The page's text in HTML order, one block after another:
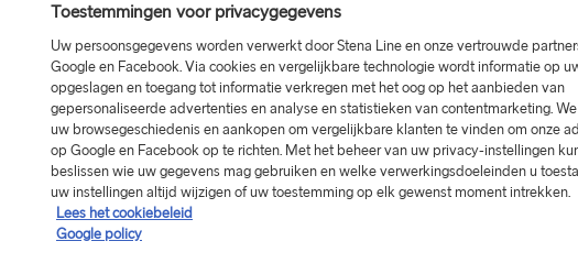
VII
Vanaf
enkele
Toestemmingen voor privacygegevens
Uw persoonsgegevens worden verwerkt door Stena Line en onze vertrouwde
Google en Facebook. Via cookies en vergelijkbare technologie wordt informatie op
opgeslagen en toegang tot informatie verkregen met het oog op het aanbieden van
gepersonaliseerde advertenties en analyse en statistieken van contentmarketing.
uw browsegeschiedenis en aankopen om vergelijkbare klanten te vinden om onze
op Google en Facebook op te richten. Met het beheer van uw privacy-instellingen
beslissen wie uw gegevens mag gebruiken en welke verwerkingsdoeleinden u
uw instellingen altijd wijzigen of uw toestemming op elk gewenst moment intrekken.
Lees het cookiebeleid
Google policy